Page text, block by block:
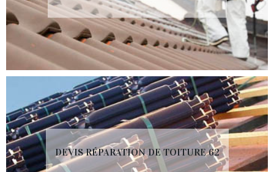
DEVIS RÉPARATION DE TOITURE 62